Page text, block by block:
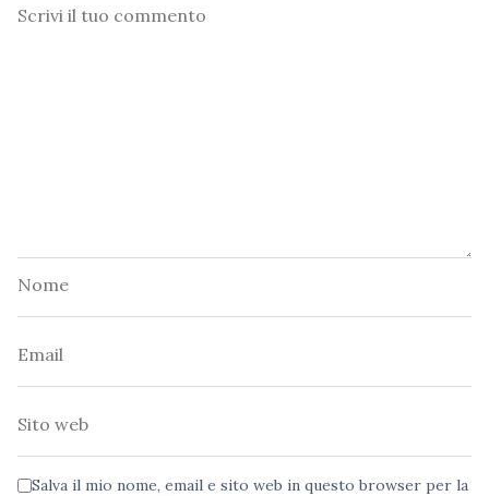
Commento
Salva il mio nome, email e sito web in questo browser per la